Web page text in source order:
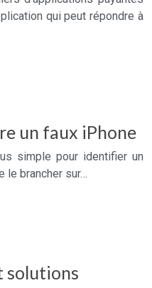
qui peut répondre à
un faux iPhone
simple pour identifier un
le brancher sur…
solutions